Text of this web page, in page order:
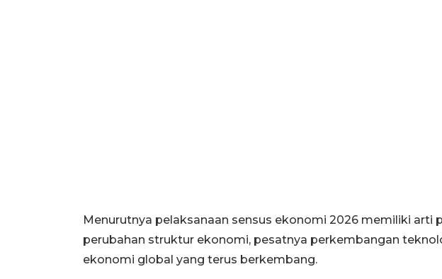
Menurutnya pelaksanaan sensus ekonomi 2026 memiliki arti
perubahan struktur ekonomi, pesatnya perkembangan
ekonomi global yang terus berkembang.